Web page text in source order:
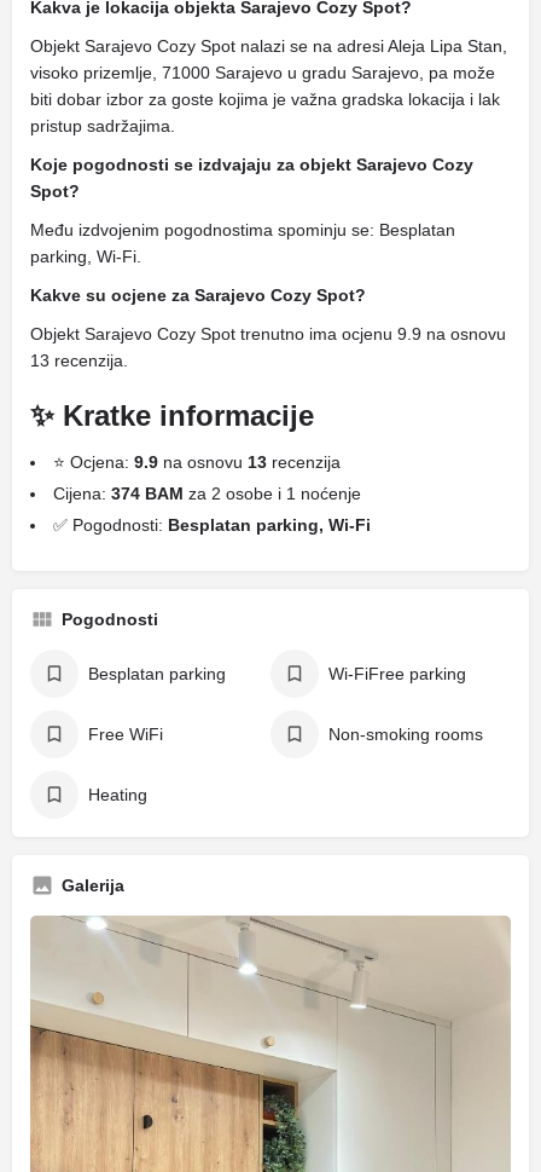
Kakva je lokacija objekta Sarajevo Cozy Spot?
Objekt Sarajevo Cozy Spot nalazi se na adresi Aleja Lipa Stan,
visoko prizemlje, 71000 Sarajevo u gradu Sarajevo, pa može
biti dobar izbor za goste kojima je važna gradska lokacija i lak
pristup sadržajima.
Koje pogodnosti se izdvajaju za objekt Sarajevo Cozy
Spot?
Među izdvojenim pogodnostima spominju se: Besplatan
parking, Wi-Fi.
Kakve su ocjene za Sarajevo Cozy Spot?
Objekt Sarajevo Cozy Spot trenutno ima ocjenu 9.9 na osnovu
13 recenzija.
✨ Kratke informacije
⭐ Ocjena: 9.9 na osnovu 13 recenzija
Cijena: 374 BAM za 2 osobe i 1 noćenje
✅ Pogodnosti: Besplatan parking, Wi-Fi
Pogodnosti
Besplatan parking Wi-FiFree parking
Free WiFi Non-smoking rooms
Heating
Galerija